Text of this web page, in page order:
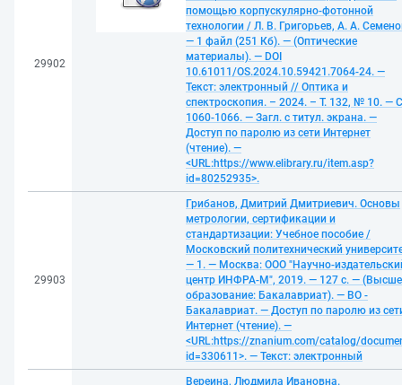
29902
помощью корпускулярно-фотонной
технологии / Л. В. Григорьев, А. А.
— 1 файл (251 Кб). — (Оптические
материалы). — DOI
10.61011/OS.2024.10.59421.7064-24. —
Текст: электронный // Оптика и
спектроскопия. – 2024. – Т. 132, № 10. —
1060-1066. — Загл. с титул. экрана. —
Доступ по паролю из сети Интернет
(чтение). —
<URL:https://www.elibrary.ru/item.asp?
id=80252935>.
29903
Грибанов, Дмитрий Дмитриевич. Основы
метрологии, сертификации и
стандартизации: Учебное пособие /
Московский политехнический
— 1. — Москва: ООО "Научно-
центр ИНФРА-М", 2019. — 127 с. —
образование: Бакалавриат). — ВО -
Бакалавриат. — Доступ по паролю из
Интернет (чтение). —
<URL:https://znanium.com/catalog/
id=330611>. — Текст: электронный
Вереина, Людмила Ивановна.